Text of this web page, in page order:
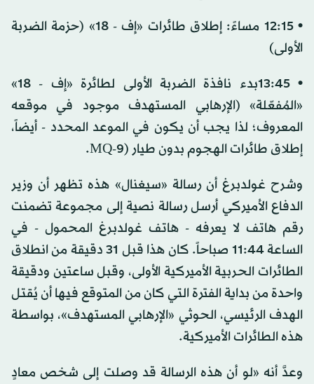
• 12:15 مساءً: إطلاق طائرات «إف - 18» (حزمة الضربة
الأولى)
• 13:45بدء نافذة الضربة الأولى لطائرة «إف - 18»
«المُفعّلة» (الإرهابي المستهدف موجود في موقعه
المعروف؛ لذا يجب أن يكون في الموعد المحدد - أيضاً،
إطلاق طائرات الهجوم بدون طيار (MQ-9.
وشرح غولدبرغ أن رسالة «سيغنال» هذه تظهر أن وزير
الدفاع الأميركي أرسل رسالة نصية إلى مجموعة تضمنت
رقم هاتف لا يعرفه - هاتف غولدبرغ المحمول - في
الساعة 11:44 صباحاً. كان هذا قبل 31 دقيقة من انطلاق
الطائرات الحربية الأميركية الأولى، وقبل ساعتين ودقيقة
واحدة من بداية الفترة التي كان من المتوقع فيها أن يُقتل
الهدف الرئيسي، الحوثي «الإرهابي المستهدف»، بواسطة
هذه الطائرات الأميركية.
وعدَّ أنه «لو أن هذه الرسالة قد وصلت إلى شخص معادٍ